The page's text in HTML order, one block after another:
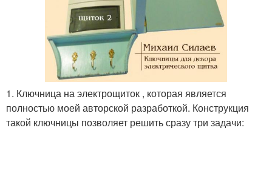
1. Ключница на электрощиток , которая является
полностью моей авторской разработкой. Конструкция
такой ключницы позволяет решить сразу три задачи: